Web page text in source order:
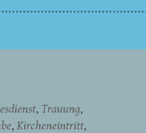
Trauung
Kircheneintritt